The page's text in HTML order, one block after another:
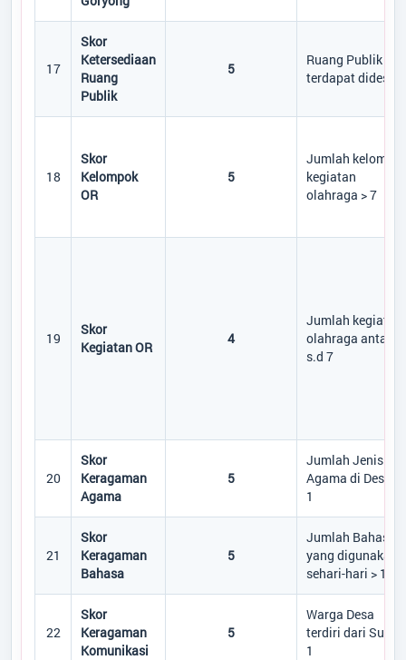
17
Skor
Ketersediaan
Ruang
Publik
5
Ruang Publik
terdapat didesa
18
Skor
Kelompok
OR
5
Jumlah
kegiatan
olahraga > 7
19
Skor
Kegiatan OR
4
Jumlah kegiatan
olahraga antara
s.d 7
20
Skor
Keragaman
Agama
5
Jumlah Jenis
Agama di Desa >
1
21
Skor
Keragaman
Bahasa
5
Jumlah Bahasa
yang digunakan
sehari-hari > 1
22
Skor
Keragaman
Komunikasi
5
Warga Desa
terdiri dari Suku >
1